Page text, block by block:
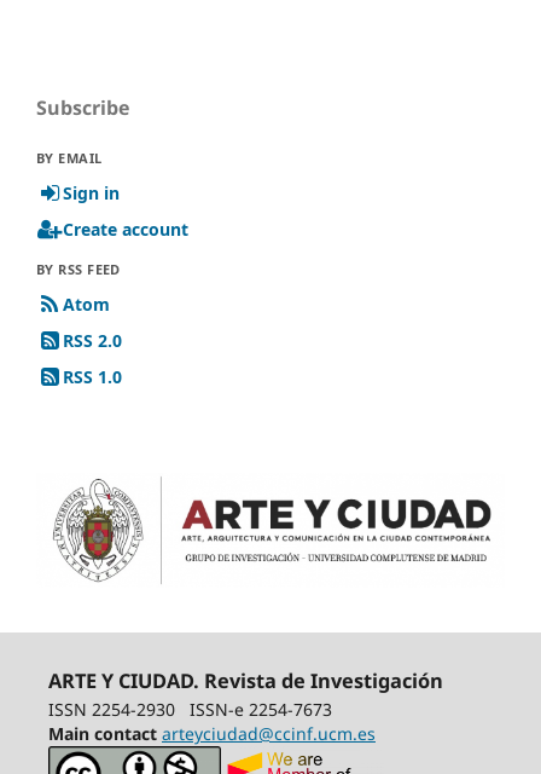
Subscribe
BY EMAIL
Sign in
Create account
BY RSS FEED
Atom
RSS 2.0
RSS 1.0
ARTE Y CIUDAD. Revista de Investigación
ISSN 2254-2930
ISSN-e 2254-7673
Main contact arteyciudad@ccinf.ucm.es